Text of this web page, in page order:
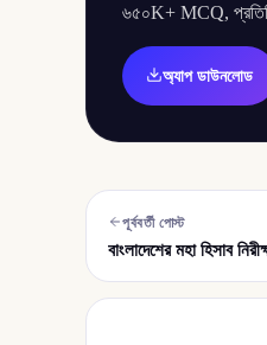
৬৫০K+ MCQ,
অ্যাপ ডাউনলোড
পূর্ববর্তী পোস্ট
বাংলাদেশের মহা হিসাব